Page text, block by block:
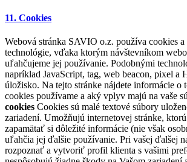
11. Cookies
Webová stránka SAVIO o.z. používa cookies a
technológie, vďaka ktorým návštevníkom
uľahčujeme jej používanie. Podobnými
napríklad JavaScript, tag, web beacon, pixel a
úložisko. Na tejto stránke nájdete informácie o
cookies používame a aký vplyv majú na vaše
cookies Cookies sú malé textové súbory
zariadení. Umožňujú internetovej stránke,
zapamätať si dôležité informácie (nie však
uľahčia jej ďalšie používanie. Pri vašej ďalšej
rozpoznať a vytvoriť profil klienta s vašimi